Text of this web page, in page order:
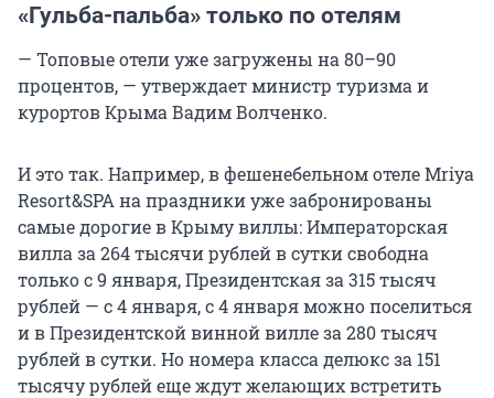
«Гульба-пальба» только по отелям
— Топовые отели уже загружены на 80–90
процентов, — утверждает министр туризма и
курортов Крыма Вадим Волченко.
И это так. Например, в фешенебельном отеле Mriya
Resort&SPA на праздники уже забронированы
самые дорогие в Крыму виллы: Императорская
вилла за 264 тысячи рублей в сутки свободна
только с 9 января, Президентская за 315 тысяч
рублей — с 4 января, с 4 января можно поселиться
и в Президентской винной вилле за 280 тысяч
рублей в сутки. Но номера класса делюкс за 151
тысячу рублей еще ждут желающих встретить